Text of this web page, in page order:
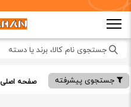
جستجوی نام کالا، برند یا دسته
صفحه اصلی